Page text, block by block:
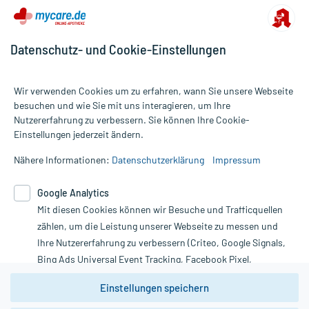
Alle Preise gelten inkl. MwSt., ggf. zzgl. Versandkosten
Informationen auf dieser Website werden ausschließlich für
die Untersuchung und Behandlung durch einen Arzt. Bitte
Therapien eingeleitet werden können. | Diese Webseite benutzt
Google Analytics. Lesen Sie bitte dazu die wichtigen Hinweise in
unserer Datenschutzerklärung. Für den Widerruf einer Bestellung
nutzen Sie das Formular:
Vertrag widerrufen
Datenschutz- und Cookie-Einstellungen
Wir verwenden Cookies um zu erfahren, wann Sie unsere Webseite
besuchen und wie Sie mit uns interagieren, um Ihre
Nutzererfahrung zu verbessern. Sie können Ihre Cookie-
Einstellungen jederzeit ändern.
Nähere Informationen: Datenschutzerklärung Impressum
Google Analytics
Mit diesen Cookies können wir Besuche und Trafficquellen
zählen, um die Leistung unserer Webseite zu messen und
Ihre Nutzererfahrung zu verbessern (Criteo, Google Signals,
Bing Ads Universal Event Tracking, Facebook Pixel,
Youtube-Social Plugin).
Wir weisen darauf hin, dass die
Einstellungen speichern